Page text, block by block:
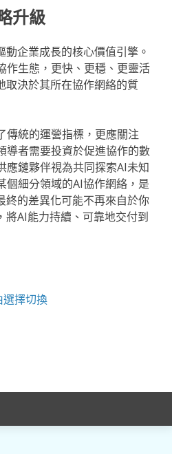
升級
企業成長的核心價值引擎。
作生態，更快、更穩、更靈活
取決於其所在協作網絡的質
傳統的運營指標，更應關注
導者需要投資於促進協作的數
應鏈夥伴視為共同探索AI未知
個細分領域的AI協作網絡，是
終的差異化可能不再來自於你
將AI能力持續、可靠地交付到
擇切換